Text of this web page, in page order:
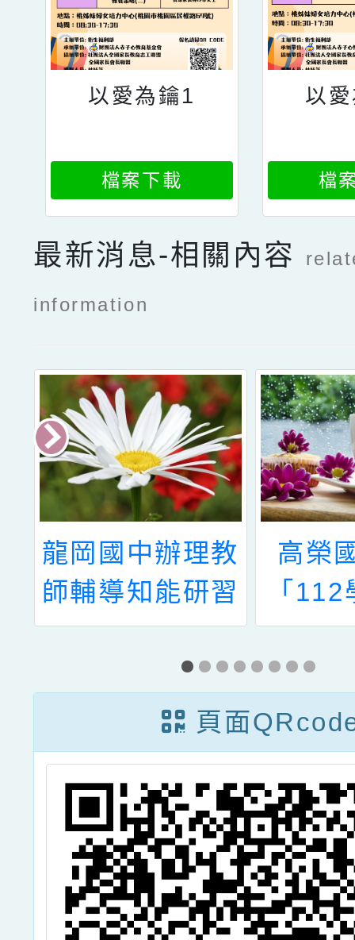
以愛為鑰1
檔案下載
以
檔
最新消息-相關內容
information
高榮國小辦理
「112學年度教
育優先區親職教
育講座」一案，
敬請協助公告並
鼓勵貴校教職員
工、家長及社區
人士踴躍參加，
請 查照。
有關
年度
導支
增合
頁面